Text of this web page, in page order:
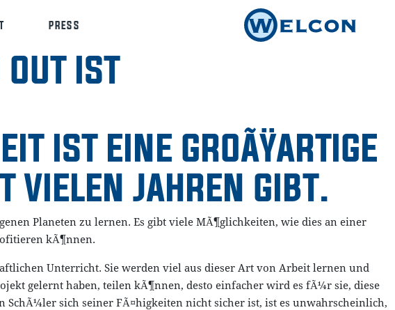
PRESS
IST
IST EINE GROÃŸARTIGE
VIELEN JAHREN GIBT.
Planeten zu lernen. Es gibt viele MÃ¶glichkeiten, wie dies an einer
kÃ¶nnen.
Unterricht. Sie werden viel aus dieser Art von Arbeit lernen und
gelernt haben, teilen kÃ¶nnen, desto einfacher wird es fÃ¼r sie, diese
sich seiner FÃ¤higkeiten nicht sicher ist, ist es unwahrscheinlich,